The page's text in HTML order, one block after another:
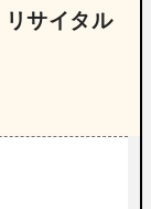
サイタル